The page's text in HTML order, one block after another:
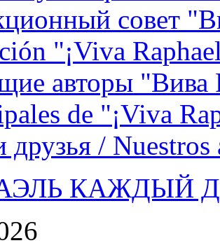
совет
"¡Viva
авторы "Вива
de "¡Viva
/ Nuestros
КАЖДЫЙ